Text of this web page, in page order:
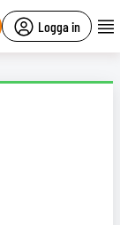
Logga in